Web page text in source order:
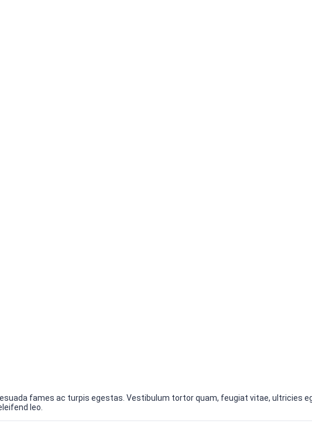
fames ac turpis egestas. Vestibulum tortor quam, feugiat vitae, ultricies
leo.